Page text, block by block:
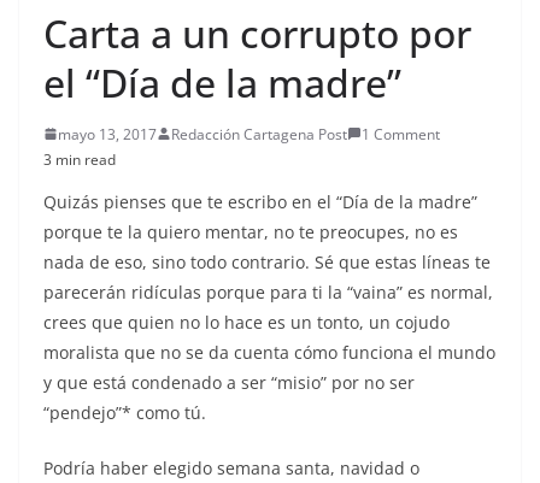
Carta a un corrupto por
el “Día de la madre”
mayo 13, 2017 Redacción Cartagena Post
1 Comment
3 min read
Quizás pienses que te escribo en el “Día de la madre”
porque te la quiero mentar, no te preocupes, no es
nada de eso, sino todo contrario. Sé que estas líneas te
parecerán ridículas porque para ti la “vaina” es normal,
crees que quien no lo hace es un tonto, un cojudo
moralista que no se da cuenta cómo funciona el mundo
y que está condenado a ser “misio” por no ser
“pendejo”* como tú.
Podría haber elegido semana santa, navidad o